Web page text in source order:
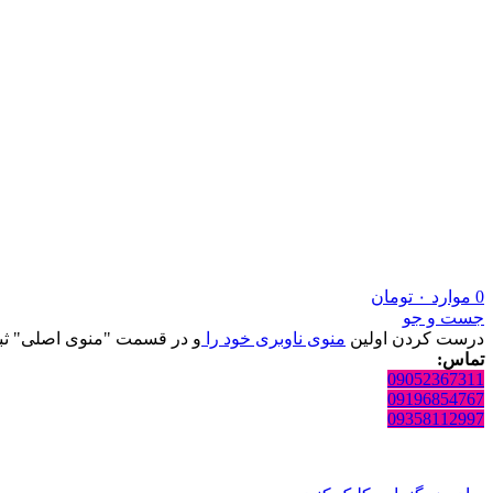
0 موارد ۰ تومان
جست و جو
درست کردن اولین منوی ناوبری خود را و در قسمت "منوی اصلی"
تماس:
09052367311
09196854767
09358112997